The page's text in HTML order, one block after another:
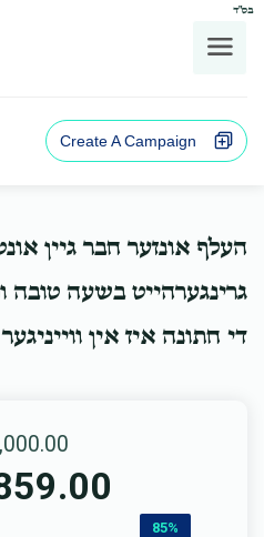
בס"ד
Create A Campaign
העלף אונזער חבר גיין
גרינגערהייט בשעה טובה
די חתונה איז אין
85%